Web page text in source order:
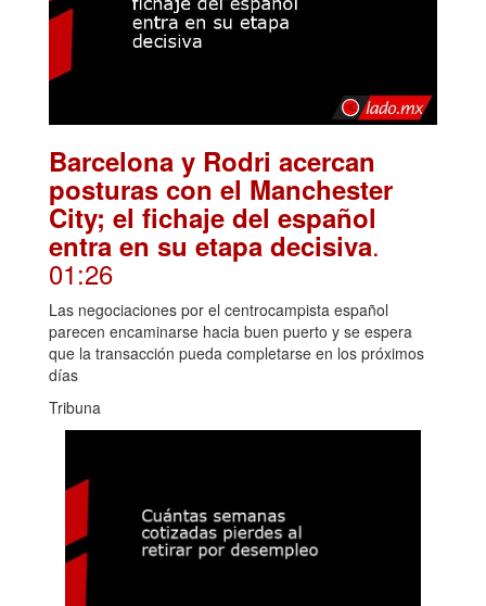
Barcelona y Rodri acercan
posturas con el Manchester
City; el fichaje del español
entra en su etapa decisiva.
01:26
Las negociaciones por el centrocampista español
parecen encaminarse hacia buen puerto y se espera
que la transacción pueda completarse en los próximos
días
Tribuna